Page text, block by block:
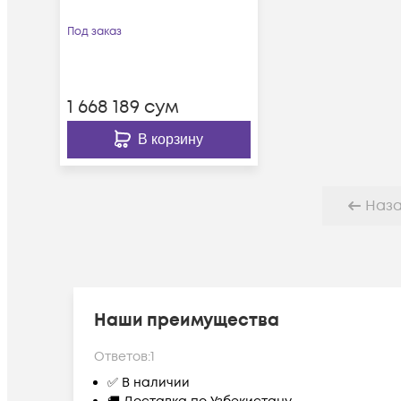
Под заказ
1 668 189 сум
В корзину
Наши преимущества
Ответов:1
✅ В наличии